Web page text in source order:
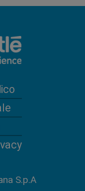
S.p.A